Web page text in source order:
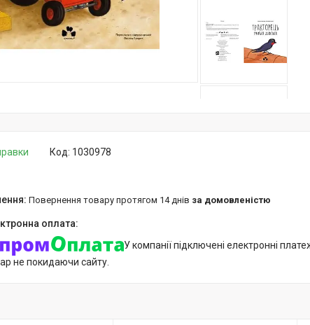
Код: 1030978
повернення товару протягом 14 днів за домовленістю
У компанії підключені електронні
не покидаючи сайту.